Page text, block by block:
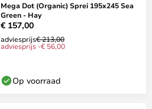
Mega Dot (Organic) Sprei 195x245 Sea
Green - Hay
€ 157,00
adviesprijs€ 213,00
adviesprijs -€ 56,00
Op voorraad